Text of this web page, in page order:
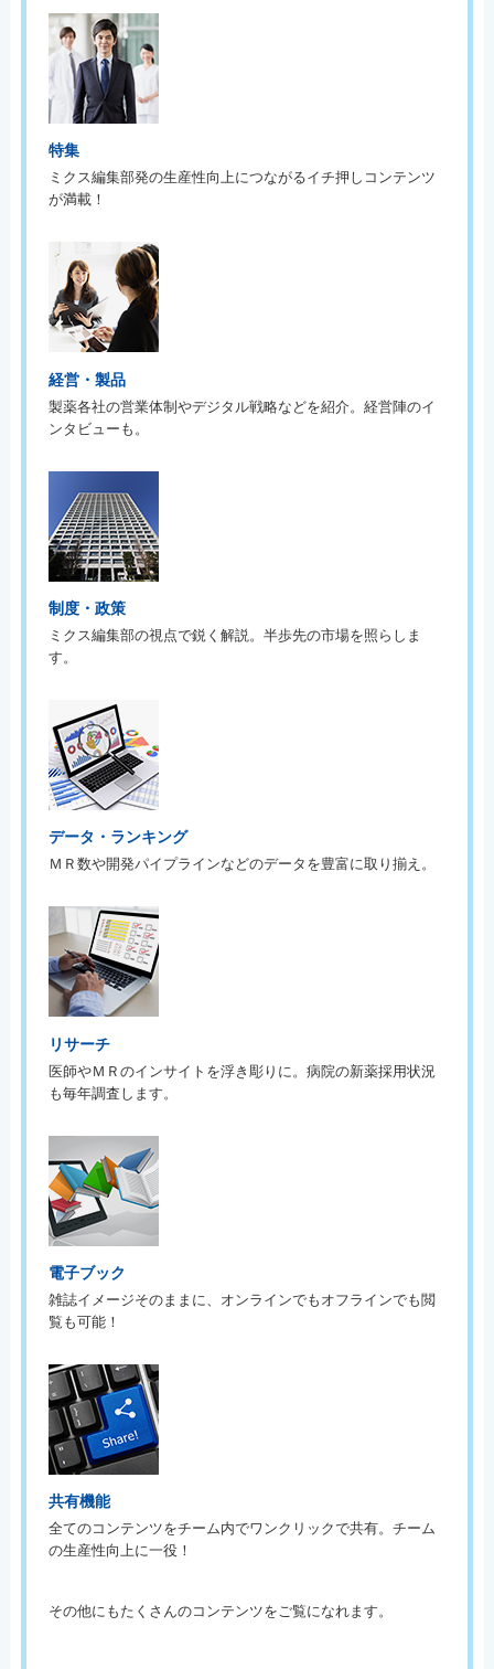
特集
ミクス編集部発の生産性向上につながるイチ押しコンテンツ
が満載！
経営・製品
製薬各社の営業体制やデジタル戦略などを紹介。経営陣のイ
ンタビューも。
制度・政策
ミクス編集部の視点で鋭く解説。半歩先の市場を照らしま
す。
データ・ランキング
ＭＲ数や開発パイプラインなどのデータを豊富に取り揃え。
リサーチ
医師やＭＲのインサイトを浮き彫りに。病院の新薬採用状況
も毎年調査します。
電子ブック
雑誌イメージそのままに、オンラインでもオフラインでも閲
覧も可能！
共有機能
全てのコンテンツをチーム内でワンクリックで共有。チーム
の生産性向上に一役！
その他にもたくさんのコンテンツをご覧になれます。